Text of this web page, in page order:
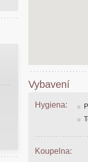
Vybavení
Hygiena:
Koupelna: